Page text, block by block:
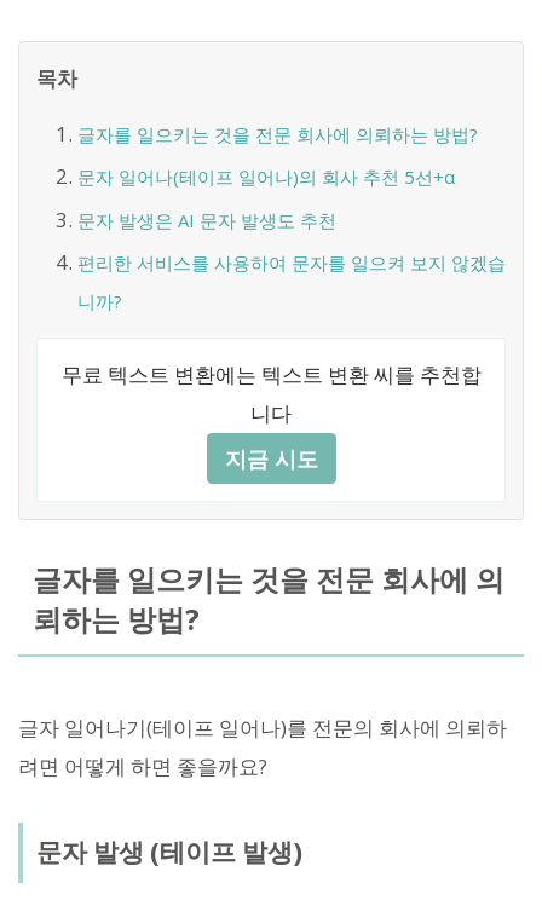
목차
글자를 일으키는 것을 전문 회사에 의뢰하는 방법?
문자 일어나(테이프 일어나)의 회사 추천 5선+α
문자 발생은 AI 문자 발생도 추천
편리한 서비스를 사용하여 문자를 일으켜 보지 않겠습
니까?
무료 텍스트 변환에는 텍스트 변환 씨를 추천합
니다
지금 시도
글자를 일으키는 것을 전문 회사에 의
뢰하는 방법?
글자 일어나기(테이프 일어나)를 전문의 회사에 의뢰하
려면 어떻게 하면 좋을까요?
문자 발생 (테이프 발생)